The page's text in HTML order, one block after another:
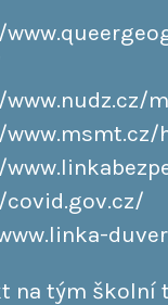
na tým školní